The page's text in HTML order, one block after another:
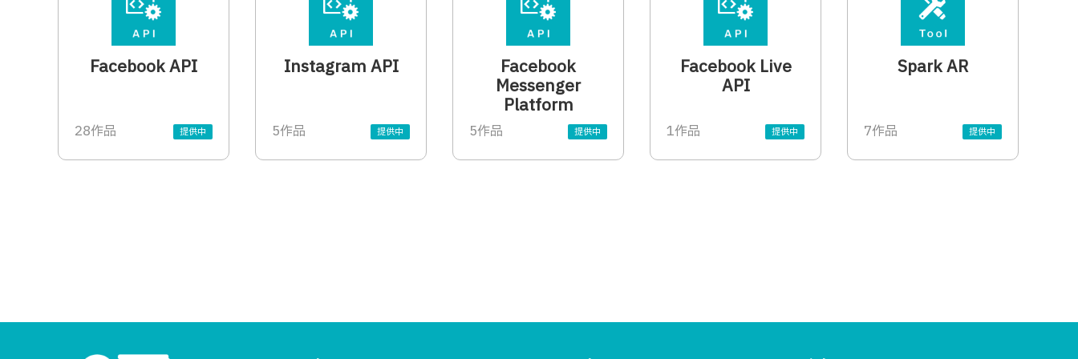
Facebook API
28作品 提供中
Instagram API
5作品 提供中
Facebook
Messenger
Platform
5作品 提供中
Facebook Live
API
1作品 提供中
Spark AR
7作品 提供中